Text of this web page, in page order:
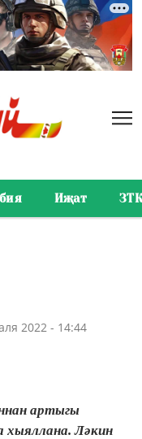
Иҗат ЗТК
2022 - 14:44
артыгы
хыяллана. Ләкин